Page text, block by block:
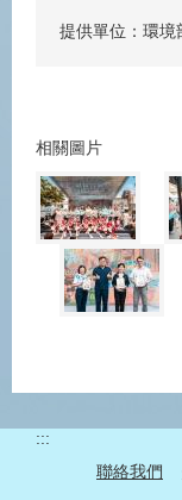
提供單位：環境
相關圖片
:::
聯絡我們